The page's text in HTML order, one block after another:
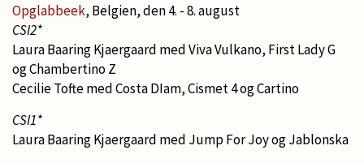
Opglabbeek, Belgien, den 4. - 8. august
CSI2*
Laura Baaring Kjaergaard med Viva Vulkano, First Lady G
og Chambertino Z
Cecilie Tofte med Costa DIam, Cismet 4 og Cartino
CSI1*
Laura Baaring Kjaergaard med Jump For Joy og Jablonska